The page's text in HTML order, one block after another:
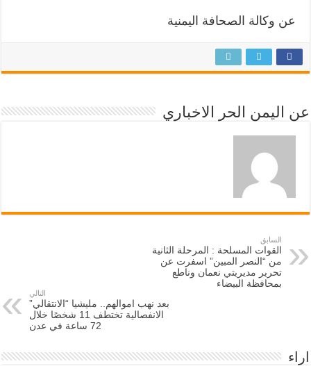
عن وكالة الصحافة اليمنية
عن اليمن الحر الاخباري
السابق
القوات المسلحة : المرحلة الثانية
من “النصر المبين” اسفرت عن
تحرير مديريتي نعمان وناطع
بمحافظة البيضاء
التالي
بعد نهب اموالهم.. مليشيا “الانتقالي”
الانفصالية تختطف 11 شخصًا خلال
72 ساعة في عدن
اراء